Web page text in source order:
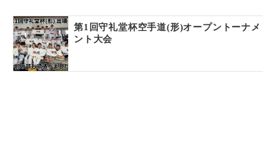
第1回守礼堂杯空手道(形)オープントーナメ
ント大会